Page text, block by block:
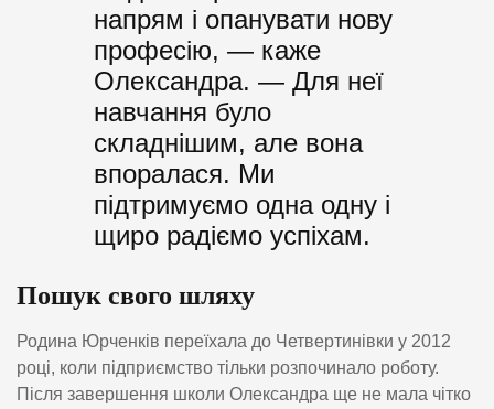
напрям і опанувати нову
професію, — каже
Олександра. — Для неї
навчання було
складнішим, але вона
впоралася. Ми
підтримуємо одна одну і
щиро радіємо успіхам.
Пошук свого шляху
Родина Юрченків переїхала до Четвертинівки у 2012
році, коли підприємство тільки розпочинало роботу.
Після завершення школи Олександра ще не мала чітко